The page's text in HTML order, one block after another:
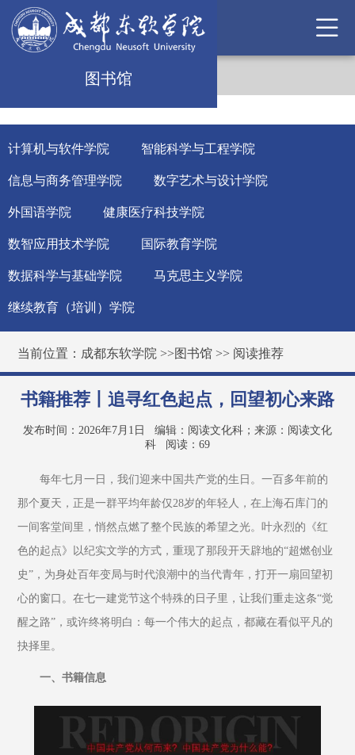
图书馆
计算机与软件学院 智能科学与工程学院
信息与商务管理学院 数字艺术与设计学院
外国语学院 健康医疗科技学院
数智应用技术学院 国际教育学院
数据科学与基础学院 马克思主义学院
继续教育（培训）学院
当前位置： 成都东软学院 >>图书馆 >> 阅读推荐
书籍推荐丨追寻红色起点，回望初心来路
发布时间：2026年7月1日
编辑：阅读文化科；来源：阅读文化
科 阅读： 69
每年七月一日，我们迎来中国共产党的生日。一百多年前的
那个夏天，正是一群平均年龄仅28岁的年轻人，在上海石库门的
一间客堂间里，悄然点燃了整个民族的希望之光。叶永烈的《红
色的起点》以纪实文学的方式，重现了那段开天辟地的“超燃创业
史”，为身处百年变局与时代浪潮中的当代青年，打开一扇回望初
心的窗口。在七一建党节这个特殊的日子里，让我们重走这条“觉
醒之路”，或许终将明白：每一个伟大的起点，都藏在看似平凡的
抉择里。
一、书籍信息